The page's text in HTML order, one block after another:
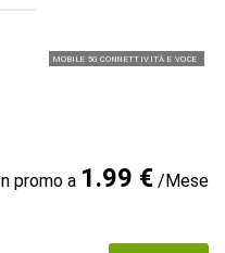
MOBILE 5G CONNETTIVITÀ E VOCE
In promo a 1.99 €/Mese